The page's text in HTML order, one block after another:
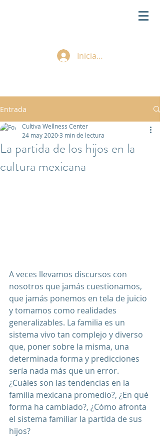
Iniciar sesión
Entrada
La partida de los hijos en la
cultura mexicana
Cultiva Wellness Center
24 may 20203 min de lectura
A veces llevamos discursos con
nosotros que jamás cuestionamos,
que jamás ponemos en tela de juicio
y tomamos como realidades
generalizables. La familia es un
sistema vivo tan complejo y diverso
que, poner sobre la misma, una
determinada forma y predicciones
sería nada más que un error.
¿Cuáles son las tendencias en la
familia mexicana promedio?, ¿En qué
forma ha cambiado?, ¿Cómo afronta
el sistema familiar la partida de sus
hijos?